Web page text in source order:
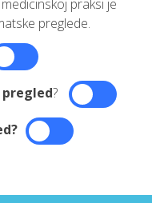
praksi je
preglede.
?